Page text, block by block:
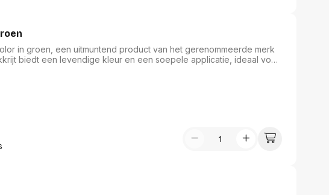
in groen, een uitmuntend product van het gerenommeerde merk
biedt een levendige kleur en een soepele applicatie, ideaal voor
schoolmateriaal en hobbyartikelen, brengt dit groene krijt uw